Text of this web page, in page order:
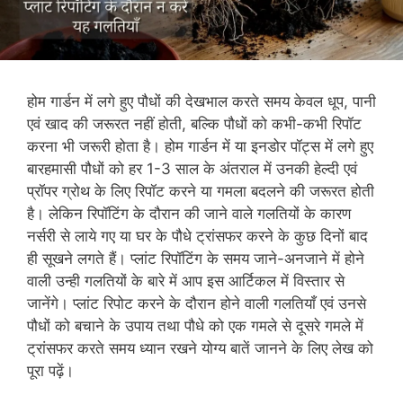
होम गार्डन में लगे हुए पौधों की देखभाल करते समय केवल धूप, पानी
एवं खाद की जरूरत नहीं होती, बल्कि पौधों को कभी-कभी रिपॉट
करना भी जरूरी होता है। होम गार्डन में या इनडोर पॉट्स में लगे हुए
बारहमासी पौधों को हर 1-3 साल के अंतराल में उनकी हेल्दी एवं
प्रॉपर ग्रोथ के लिए रिपॉट करने या गमला बदलने की जरूरत होती
है। लेकिन रिपॉटिंग के दौरान की जाने वाले गलतियों के कारण
नर्सरी से लाये गए या घर के पौधे ट्रांसफर करने के कुछ दिनों बाद
ही सूखने लगते हैं। प्लांट रिपॉटिंग के समय जाने-अनजाने में होने
वाली उन्ही गलतियों के बारे में आप इस आर्टिकल में विस्तार से
जानेंगे। प्लांट रिपोट करने के दौरान होने वाली गलतियाँ एवं उनसे
पौधों को बचाने के उपाय तथा पौधे को एक गमले से दूसरे गमले में
ट्रांसफर करते समय ध्यान रखने योग्य बातें जानने के लिए लेख को
पूरा पढ़ें।